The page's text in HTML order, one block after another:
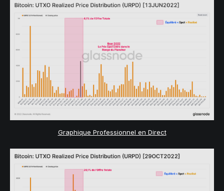
Graphique Professionnel en Direct